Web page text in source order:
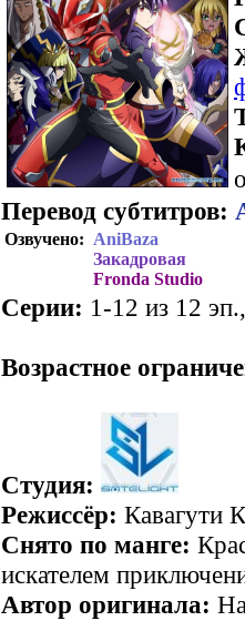
Перевод субтитров:
Озвучено: AniBaza
Закадровая
Fronda Studio
Серии: 1-12 из 12
Возрастное
Студия:
Режиссёр: Кавагути
Снято по манге:
искателем
Автор оригинала: